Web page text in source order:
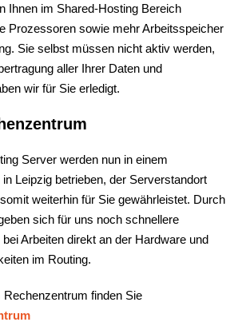
Ihnen im Shared-Hosting Bereich
Prozessoren sowie mehr Arbeitsspeicher
Sie selbst müssen nicht aktiv werden,
aller Ihrer Daten und
wir für Sie erledigt.
Server werden nun in einem
Leipzig betrieben, der Serverstandort
weiterhin für Sie gewährleistet. Durch
sich für uns noch schnellere
Arbeiten direkt an der Hardware und
im Routing.
finden Sie